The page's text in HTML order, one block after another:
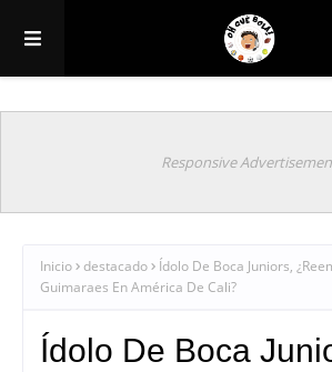
Responsive
Inicio destacado
Ídolo De Boca Juniors,
Guimaraes En América De Cali?
Ídolo De Boca